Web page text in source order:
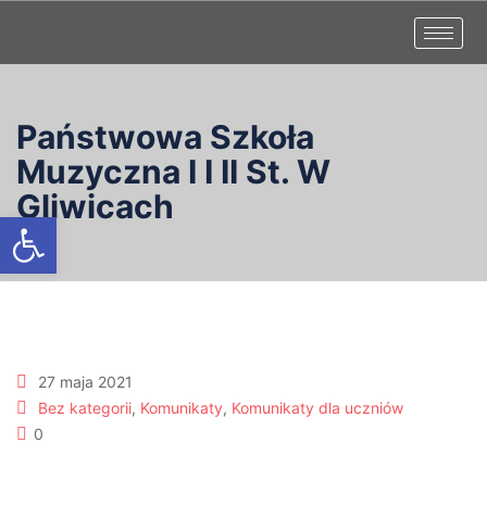
Otwórz pasek narzędzi
Państwowa Szkoła
Muzyczna I I II St. W
Gliwicach
27 maja 2021
Bez kategorii, Komunikaty, Komunikaty dla uczniów
0